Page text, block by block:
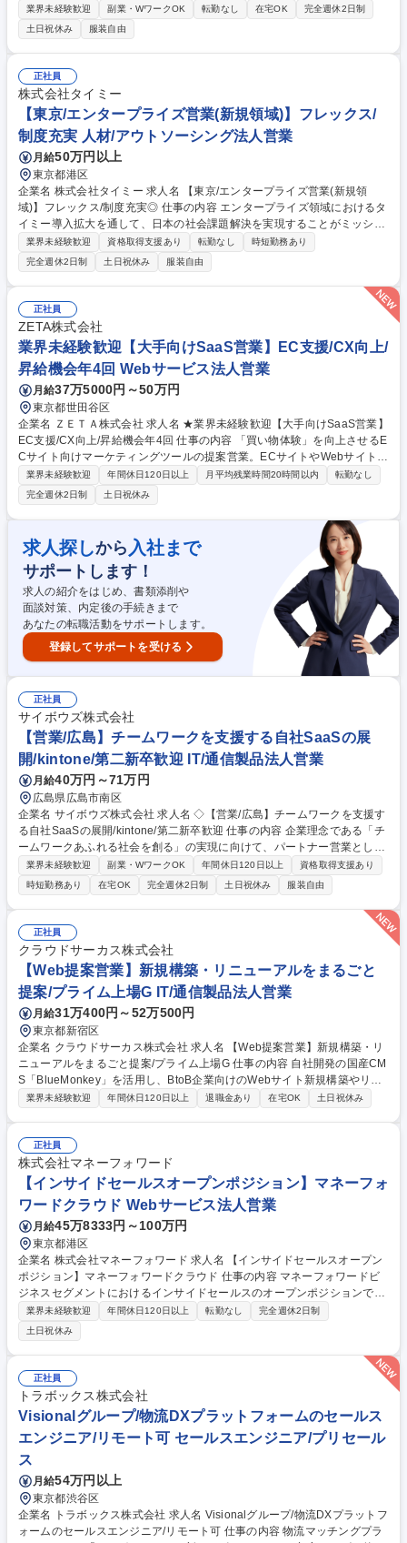
数のサービスを展開するHR Tech企業です。そんな当社のセールスオープ
ンポジション求人です。 採用のあり方を本質から変えるべく、2つのプロ
ダクトを軸にセールス組織を強化しています。 『HERP Hire』：企業の
採用担当者だけでなく、現場社員も巻き込んだ「スクラム採用」を実現す
るATS。 『ジョブミル』：人材紹介会社の煩雑な求人管理を一括化し、求
職者への提供価値を最大化するシステム。 ご自身のスキルにマッチした選
考となりますので、まずはご応募ください！ 募集職種 【セールスオープ
ンポジション】HR Tech/SaaS/フルフレックス/リモート可
業界未経験歓迎 副業・WワークOK 転勤なし 在宅OK
完全週休2日制
土日祝休み
服装自由
正社員
株式会社タイミー
【東京/エンタープライズ営業(新規領域)】フレックス/
制度充実 人材/アウトソーシング法人営業
月給50万円以上
東京都港区
企業名 株式会社タイミー 求人名 【東京/エンタープライズ営業(新規領
域)】フレックス/制度充実◎ 仕事の内容 エンタープライズ領域におけるタ
イミー導入拡大を通して、日本の社会課題解決を実現することがミッショ
ンです。 エンタープライズ企業におけるタイミーの利用最大化を目的とし
た営業活動を行なっていただきます。 【主な業務内容】 ■さまざまなコネ
クションを活用したエンタープライズ企業の開拓 ■エンタープライズ企業
の経営課題、人的課題の発掘のためのヒアリング ■エンタープライズ企業
に対するスキームを用いた課題解決提案 ■クライアントのニーズ把握を通
したサービスの改善点の社内共有およびフィードバック 【業務内容の変更
範囲】会社の定める業務 募集職種 【東京/エンタープライズ営業(新規領
域)】フレックス/制度充実◎
業界未経験歓迎 資格取得支援あり 転勤なし
時短勤務あり
完全週休2日制
土日祝休み 服装自由
正社員
ZETA株式会社
業界未経験歓迎【大手向けSaaS営業】EC支援/CX向上/
昇給機会年4回 Webサービス法人営業
月給37万5000円～50万円
東京都世田谷区
企業名 ＺＥＴＡ株式会社 求人名 ★業界未経験歓迎【大手向けSaaS営業】
EC支援/CX向上/昇給機会年4回 仕事の内容 「買い物体験」を向上させるE
Cサイト向けマーケティングツールの提案営業。ECサイトやWebサイトを
運営する企業に対し、課題とニーズを的確にヒアリングし、改善に向けて
提案を実施していきます。 ・大手企業の社長や役員など、決裁権を持つ層
への商談や提案 ・社内エンジニアと密に連携したフルカスタム製品の企画
提案 ・導入後の顧客フォロー、アップセル提案 ★早期から裁量を持ち活
躍できる環境。プロセスも含め正当評価され昇給チャンス有。入社1年で
リーダー登用など早期ステップアップも可能です。 【導入先】資生堂ジャ
パン株式会社、株式会社ユナイテッドアローズ、パナソニック株式会社、
等 募集職種 ★業界未経験歓迎【大手向けSaaS営業】EC支援/CX向上/昇
給機会年4回
業界未経験歓迎 年間休日120日以上 月平均残業時間20時間以内
転勤なし
完全週休2日制
土日祝休み
求人探しから 入社まで
サポートします！
求人の紹介をはじめ、書類添削や
面談対策、内定後の手続きまで
あなたの転職活動をサポートします。
登録してサポートを受ける
正社員
サイボウズ株式会社
【営業/広島】チームワークを支援する自社SaaSの展
開/kintone/第二新卒歓迎 IT/通信製品法人営業
月給40万円～71万円
広島県広島市南区
企業名 サイボウズ株式会社 求人名 ◇【営業/広島】チームワークを支援す
る自社SaaSの展開/kintone/第二新卒歓迎 仕事の内容 企業理念である「チ
ームワークあふれる社会を創る」の実現に向けて、パートナー営業として
中国エリアの顧客に対するソリューション提案/企画業務をお任せします。
【ソリューション提案業務】業界/業種を問わず幅広い顧客に対し、サイボ
ウズ製品を活用したソリューション提案をパートナーと共に実施。顕在課
題の解決に留まらず、顧客の理想達成に向けた提案をお任せ。【企画業
務】パートナーの営業戦略を理解し、互いにとってwin-winに繋がる企画
業務/仕組みづくり/営業戦略を立案。顧客への提案活動だけでなく、パー
トナーと共に市場を作り、案件創出を行うため企画力が求められます。 募
集職種 ◇【営業/広島】チームワークを支援する自社SaaSの展開/kintone/
第二新卒歓迎
業界未経験歓迎 副業・WワークOK 年間休日120日以上
資格取得支援あり
時短勤務あり
在宅OK 完全週休2日制 土日祝休み 服装自由
正社員
クラウドサーカス株式会社
【Web提案営業】新規構築・リニューアルをまるごと
提案/プライム上場G IT/通信製品法人営業
月給31万400円～52万500円
東京都新宿区
企業名 クラウドサーカス株式会社 求人名 【Web提案営業】新規構築・リ
ニューアルをまるごと提案/プライム上場G 仕事の内容 自社開発の国産CM
S「BlueMonkey」を活用し、BtoB企業向けのWebサイト新規構築やリニ
ューアルの提案営業をお任せします。 【BlueMonkeyとは？】 「BlueMo
修正できないところ、当プロダクトでは、「見たまま編集」機能で新規ペ
ージの作成やよくある更新作業をスピーディーに実施できたり、過去2,60
0社以上の実績から導き出したページテンプレートも用意しているため、
ワンクリックでDLし、手軽に編集できます。 募集職種 【Web提案営業】
新規構築・リニューアルをまるごと提案/プライム上場G
業界未経験歓迎 年間休日120日以上 退職金あり 在宅OK 土日祝休み
正社員
株式会社マネーフォワード
【インサイドセールスオープンポジション】マネーフォ
ワードクラウド Webサービス法人営業
月給45万8333円～100万円
東京都港区
企業名 株式会社マネーフォワード 求人名 【インサイドセールスオープン
ポジション】マネーフォワードクラウド 仕事の内容 マネーフォワードビ
ジネスセグメントにおけるインサイドセールスのオープンポジションで
す。ご経験や適性に応じて、各事業部（ERP、HR、SMB等）の最適なポ
ジションをご提案します。 【具体的な業務（配属先により異なる）】 ■マ
ーケティングが獲得したリードに対する架電、ヒアリング、商談創出 ■顧
客の事業課題や潜在的ニーズの抽出、最適なプロダクトの一次提案 ■顧客
データの分析およびマーケティング、フィールドセールスへのフィードバ
ック ■効果的なアプローチ手法の設計、プロセス改善による仕組み化 ※単
なるアポイント獲得ではなく、事業のトップラインを牽引する戦略部門で
す。 募集職種 【インサイドセールスオープンポジション】マネーフォワ
ードクラウド
業界未経験歓迎 年間休日120日以上 転勤なし
完全週休2日制
土日祝休み
正社員
トラボックス株式会社
Visionalグループ/物流DXプラットフォームのセールス
エンジニア/リモート可 セールスエンジニア/プリセール
ス
月給54万円以上
東京都渋谷区
企業名 トラボックス株式会社 求人名 Visionalグループ/物流DXプラットフ
ォームのセールスエンジニア/リモート可 仕事の内容 物流マッチングプラ